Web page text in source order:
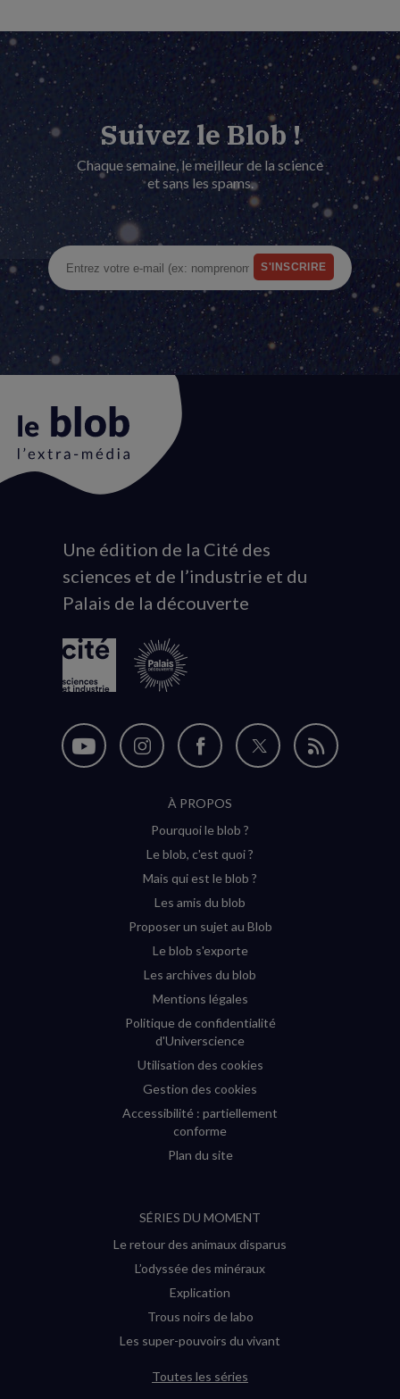
Suivez le Blob !
Chaque semaine, le meilleur de la science
et sans les spams.
Animation
du
logo
Une édition de la Cité des
sciences et de l’industrie et du
Palais de la découverte
Nous
Nous
Instagram
(nouvelle
Nous
sur
Facebook
(nouvelle
Nous
Flux
À PROPOS
Pourquoi le blob ?
Le blob, c'est quoi ?
Mais qui est le blob ?
Les amis du blob
Proposer un sujet au Blob
Le blob s'exporte
Les archives du blob
Mentions légales
Politique de confidentialité
d'Universcience
Utilisation des cookies
Gestion des cookies
Accessibilité : partiellement
conforme
Plan du site
SÉRIES DU MOMENT
Le retour des animaux disparus
L’odyssée des minéraux
Explication
Trous noirs de labo
Les super-pouvoirs du vivant
Toutes les séries